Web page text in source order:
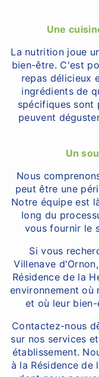
Une
La nutrition joue
bien-être. C'est
repas délicieux
ingrédients de
spécifiques sont
peuvent
Un
Nous
peut être une
Notre équipe est
long du
vous fournir le
Si vous
Villenave
Résidence de la
environnement où
et où leur
Contactez-nous
sur nos services
établissement.
à la Résidence de